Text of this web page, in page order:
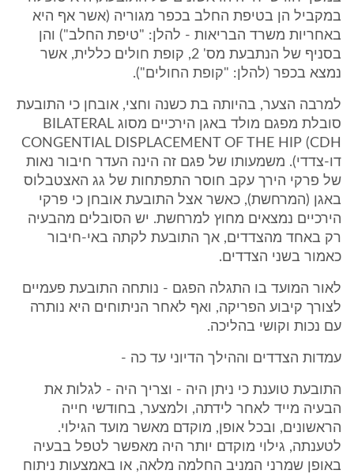
במקביל הן בטיפת החלב בכפר מגוריה (אשר אף היא
באחריות משרד הבריאות - להלן: "טיפת החלב") והן
בסניף של הנתבעת מס' 2, קופת חולים כללית, אשר
נמצא בכפר (להלן: "קופת החולים").
למרבה הצער, בהיותה בת כשנה וחצי, אובחן כי התובעת
סובלת מפגם מולד באגן הירכיים מסוג BILATERAL
CONGENTIAL DISPLACEMENT OF THE HIP (CDH
דו-צדדי). משמעותו של פגם זה הינה העדר חיבור נאות
של פרקי הירך עקב חוסר התפתחות של גג האצטבלוס
באגן (המרחשת), כאשר אצל התובעת אובחן כי פרקי
הירכיים נמצאים מחוץ למרחשת. יש הסובלים מהבעיה
רק באחד מהצדדים, אך התובעת לקתה באי-חיבור
כאמור בשני הצדדים.
לאור המועד בו התגלה הפגם - נותחה התובעת פעמיים
לצורך קיבוע הפריקה, ואף לאחר הניתוחים היא נותרה
עם נכות וקושי בהליכה.
עמדות הצדדים וההילך הדיוני עד כה -
התובעת טוענת כי ניתן היה - וצריך היה - לגלות את
הבעיה מייד לאחר לידתה, ולמצער, בחודשי חייה
הראשונים, ובכל אופן, מוקדם מאשר מועד הגילוי.
לטענתה, גילוי מוקדם יותר היה מאפשר לטפל בבעיה
באופן שמרני המניב החלמה מלאה, או באמצעות ניתוח